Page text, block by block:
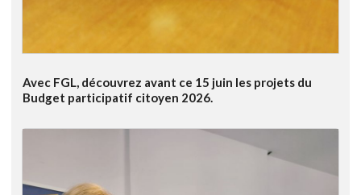
Avec FGL, découvrez avant ce 15 juin les projets du
Budget participatif citoyen 2026.